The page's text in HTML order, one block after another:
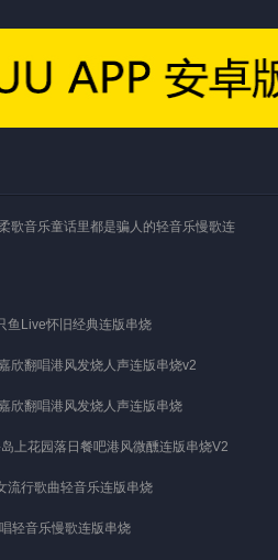
歌音乐童话里都是骗人的轻音乐慢歌连
鱼Live怀旧经典连版串烧
欣翻唱港风发烧人声连版串烧v2
欣翻唱港风发烧人声连版串烧
上花园落日餐吧港风微醺连版串烧V2
流行歌曲轻音乐连版串烧
轻音乐慢歌连版串烧